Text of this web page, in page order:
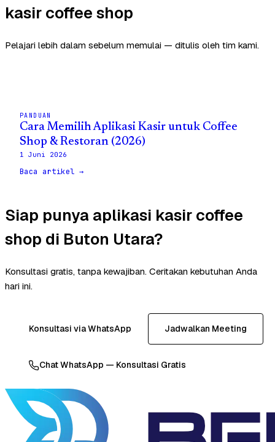
kasir coffee shop
Pelajari lebih dalam sebelum memulai — ditulis oleh tim kami.
PANDUAN
Cara Memilih Aplikasi Kasir untuk Coffee
Shop & Restoran (2026)
1 Juni 2026
Baca artikel →
Siap punya aplikasi kasir coffee
shop di Buton Utara?
Konsultasi gratis, tanpa kewajiban. Ceritakan kebutuhan Anda
hari ini.
Konsultasi via WhatsApp Jadwalkan Meeting
Chat WhatsApp — Konsultasi Gratis